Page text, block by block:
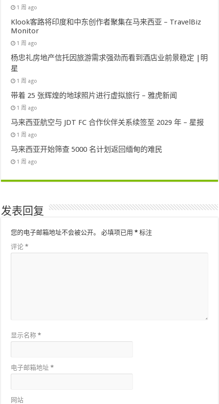
1 周 ago
Klook客路将印度和中东创作者聚集在马来西亚 – TravelBiz
Monitor
1 周 ago
杨忠礼房地产信托因旅游需求强劲而看到酒店业前景稳定 |明
星
1 周 ago
带着 25 张辉煌的地球照片进行虚拟旅行 – 雅虎新闻
1 周 ago
马来西亚航空与 JDT FC 合作伙伴关系续签至 2029 年 – 星报
1 周 ago
马来西亚开始筛查 5000 名计划返回缅甸的难民
1 周 ago
发表回复
您的电子邮箱地址不会被公开。 必填项已用* 标注
评论*
显示名称*
电子邮箱地址*
网站